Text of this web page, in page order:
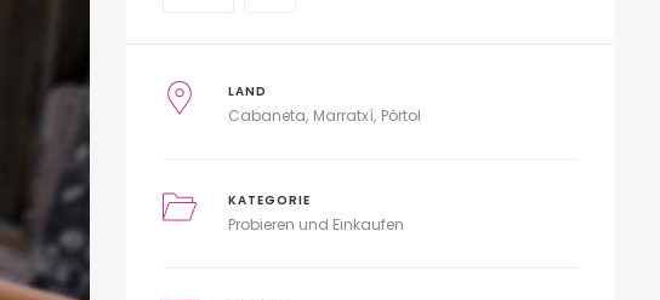
LAND
Cabaneta Marratxí Pòrtol
KATEGORIE
Probieren und Einkaufen